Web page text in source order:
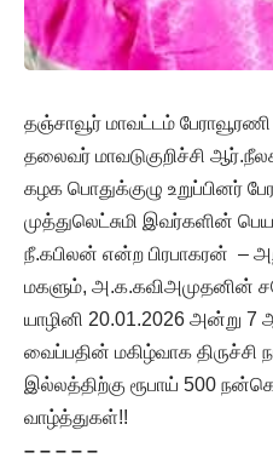
தஞ்சாவூர் மாவட்டம்
தலைவர் மாவடுகுறிச்சி
கழக பொதுக்குழு உறுப்பினர்
முத்துலெட்சுமி இவர்களின்
நீ.கபிலன் என்ற பிரபாகரன் –
மகளும், அ.க.கவிஅமுதனின்
யாழினி 20.01.2026 அன்று
வைப்பதின் மகிழ்வாக
இல்லத்திற்கு ரூபாய் 500
வாழ்த்துகள்!!
– – – – –